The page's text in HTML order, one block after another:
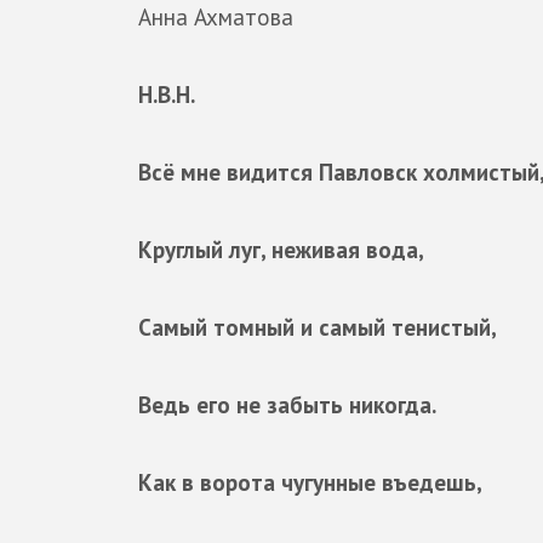
Анна Ахматова
Н.В.Н.
Всё мне видится Павловск
Круглый луг, неживая вода,
Самый томный и самый тенистый,
Ведь его не забыть никогда.
Как в ворота чугунные въедешь,